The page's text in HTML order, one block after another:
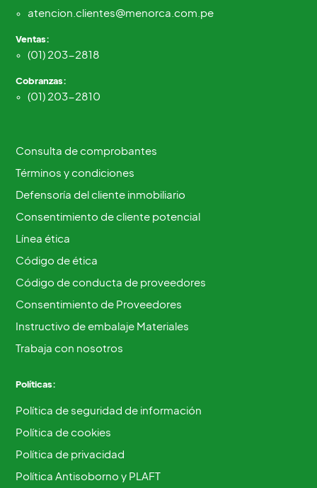
atencion.clientes@menorca.com.pe
Ventas:
(01) 203-2818
Cobranzas:
(01) 203-2810
Consulta de comprobantes
Términos y condiciones
Defensoría del cliente inmobiliario
Consentimiento de cliente potencial
Línea ética
Código de ética
Código de conducta de proveedores
Consentimiento de Proveedores
Instructivo de embalaje Materiales
Trabaja con nosotros
Políticas:
Política de seguridad de información
Política de cookies
Política de privacidad
Política Antisoborno y PLAFT